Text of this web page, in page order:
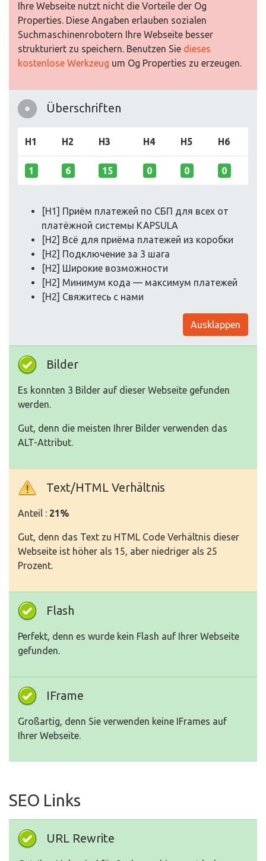
Ihre Webseite nutzt nicht die Vorteile der Og
Properties. Diese Angaben erlauben sozialen
Suchmaschinenrobotern Ihre Webseite besser
strukturiert zu speichern. Benutzen Sie dieses
kostenlose Werkzeug um Og Properties zu erzeugen.
Überschriften
H1 H2 H3 H4 H5 H6
1 6 15 0 0 0
[H1] Приём платежей по СБП для всех от
платёжной системы KAPSULA
[H2] Всё для приёма платежей из коробки
[H2] Подключение за 3 шага
[H2] Широкие возможности
[H2] Минимум кода — максимум платежей
[H2] Свяжитесь с нами
Ausklappen
Bilder
Es konnten 3 Bilder auf dieser Webseite gefunden
werden.
Gut, denn die meisten Ihrer Bilder verwenden das
ALT-Attribut.
Text/HTML Verhältnis
Anteil : 21%
Gut, denn das Text zu HTML Code Verhältnis dieser
Webseite ist höher als 15, aber niedriger als 25
Prozent.
Flash
Perfekt, denn es wurde kein Flash auf Ihrer Webseite
gefunden.
IFrame
Großartig, denn Sie verwenden keine IFrames auf
Ihrer Webseite.
SEO Links
URL Rewrite